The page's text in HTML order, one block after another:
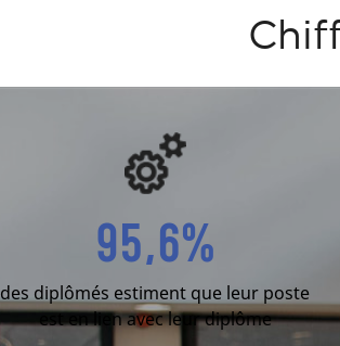
95,6%
des diplômés estiment que leur poste
est en lien avec leur diplôme